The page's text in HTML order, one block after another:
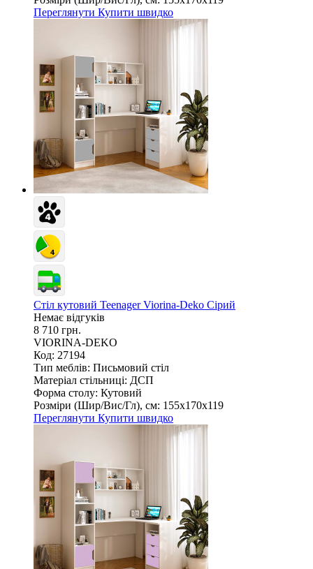
Переглянути Купити швидко
Стіл кутовий Teenager Viorina-Deko Сірий
Немає відгуків
8 710 грн.
VIORINA-DEKO
Код: 27194
Тип меблів: Письмовий стіл
Матеріал стільниці: ДСП
Форма столу: Кутовий
Розміри (Шир/Вис/Гл), см: 155х170х119
Переглянути Купити швидко